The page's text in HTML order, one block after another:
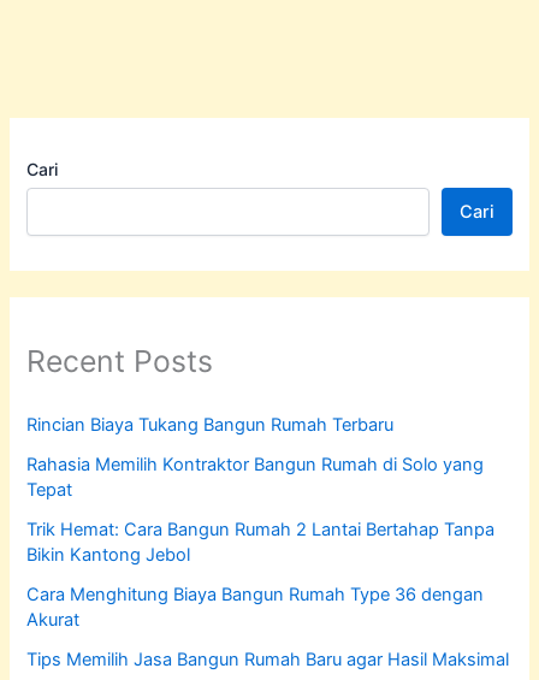
Cari
Cari
Recent Posts
Rincian Biaya Tukang Bangun Rumah Terbaru
Rahasia Memilih Kontraktor Bangun Rumah di Solo yang
Tepat
Trik Hemat: Cara Bangun Rumah 2 Lantai Bertahap Tanpa
Bikin Kantong Jebol
Cara Menghitung Biaya Bangun Rumah Type 36 dengan
Akurat
Tips Memilih Jasa Bangun Rumah Baru agar Hasil Maksimal